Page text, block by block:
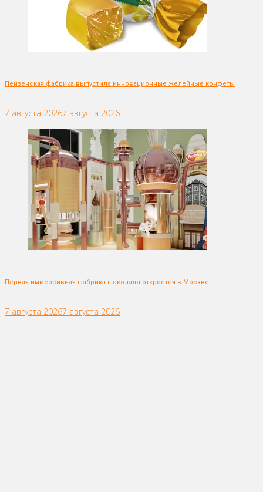
Пензенская фабрика выпустила инновационные желейные конфеты
7 августа 20267 августа 2026
Первая иммерсивная фабрика шоколада откроется в Москве
7 августа 20267 августа 2026